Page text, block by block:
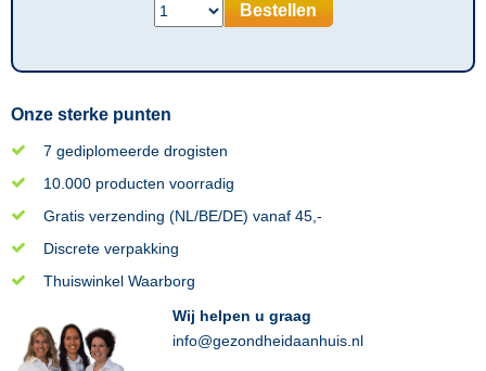
Bestellen
Onze sterke punten
7 gediplomeerde drogisten
10.000 producten voorradig
Gratis verzending (NL/BE/DE) vanaf 45,-
Discrete verpakking
Thuiswinkel Waarborg
Wij helpen u graag
info@gezondheidaanhuis.nl